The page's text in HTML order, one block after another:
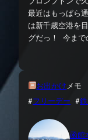
最近はもっぱら
は新千歳空港を
グだっ！ 今まで
お出かけ メモ
#フリーデー #
函館